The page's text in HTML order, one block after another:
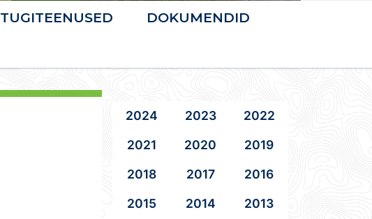
TUGITEENUSED
DOKUMENDID
2024 2023
2022
2021
2020
2019
2018
2017
2016
2015
2014
2013